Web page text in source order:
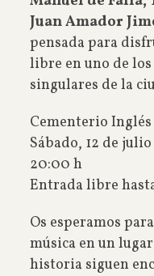
Juan Amador
pensada para
libre en uno de
singulares de la
Cementerio
Sábado, 12 de julio
20:00 h
Entrada libre
Os esperamos
música en un
historia siguen